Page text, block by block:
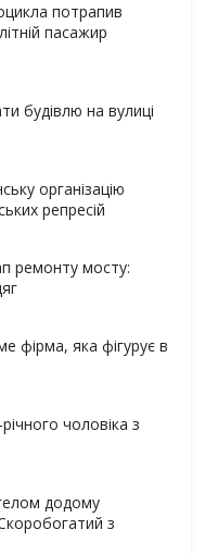
потрапив
пасажир
будівлю на вулиці
організацію
репресій
ремонту мосту:
фірма, яка фігурує в
чоловіка з
додому
з